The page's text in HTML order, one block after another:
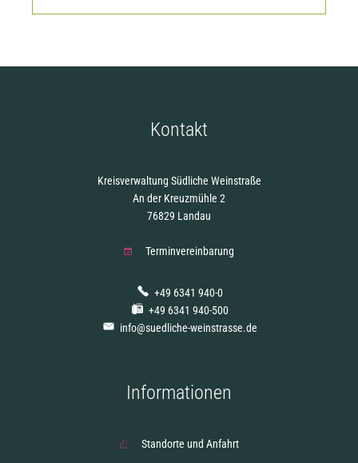
Kontakt
Kreisverwaltung Südliche Weinstraße
An der Kreuzmühle 2
76829 Landau
Terminvereinbarung
+49 6341 940-0
+49 6341 940-500
info@suedliche-weinstrasse.de
Informationen
Standorte und Anfahrt